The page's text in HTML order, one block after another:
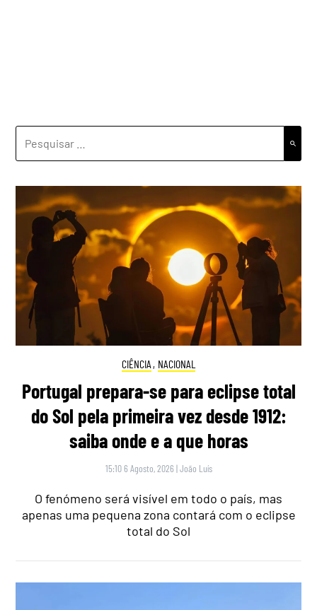
CIÊNCIA , NACIONAL
Portugal prepara-se para eclipse total
do Sol pela primeira vez desde 1912:
saiba onde e a que horas
15:10 6 Agosto, 2026 |João Luís
O fenómeno será visível em todo o país, mas
apenas uma pequena zona contará com o eclipse
total do Sol